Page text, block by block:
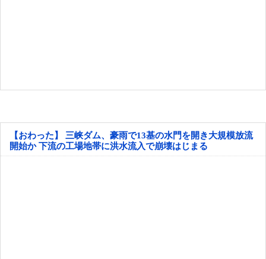
【おわった】 三峡ダム、豪雨で13基の水門を開き大規模放流
開始か 下流の工場地帯に洪水流入で崩壊はじまる